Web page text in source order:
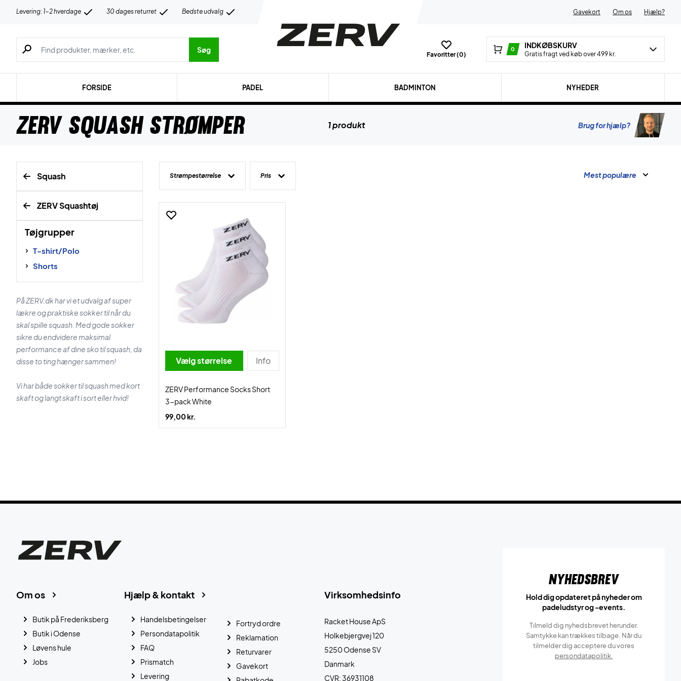
Levering: 1-2 hverdage 30 dages returret Bedste udvalg Gavekort Om os Hjælp?
Søg efter produkter, mærker etc.
Søg
Favoritter (0)
0 INDKØBSKURV
Gratis fragt ved køb over 499 kr.
FORSIDE PADEL BADMINTON NYHEDER
ZERV Squash strømper 1 produkt Brug for hjælp?
Squash
ZERV Squashtøj
Tøjgrupper
T-shirt/Polo
Shorts
På ZERV.dk har vi et udvalg af super
lækre og praktiske sokker til når du
skal spille squash. Med gode sokker
sikre du endvidere maksimal
performance af dine sko til squash, da
disse to ting hænger sammen!
Vi har både sokker til squash med kort
skaft og langt skaft i sort eller hvid!
Strømpestørrelse Pris Mest populære
Vælg størrelse Info
ZERV Performance Socks Short
3-pack White
99,00 kr.
Virksomhedsinfo
Racket House ApS
Holkebjergvej 120
5250 Odense SV
Danmark
CVR: 36931108
Hjælp & kontakt
Handelsbetingelser
Persondatapolitik
FAQ
Prismatch
Levering
Fortryd ordre
Reklamation
Returvarer
Gavekort
Om os
Butik på Frederiksberg
Butik i Odense
Løvens hule
Jobs
Nyhedsbrev
Hold dig opdateret på nyheder om
padeludstyr og -events.
Tilmeld dig nyhedsbrevet herunder.
Samtykke kan trækkes tilbage. Når du
tilmelder dig acceptere du vores
persondatapolitik.